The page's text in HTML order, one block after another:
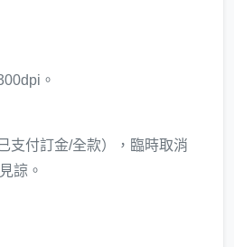
。
支付訂金/全款），臨時取消
諒。